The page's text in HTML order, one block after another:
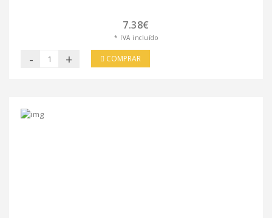
7.38€
* IVA incluído
- + COMPRAR